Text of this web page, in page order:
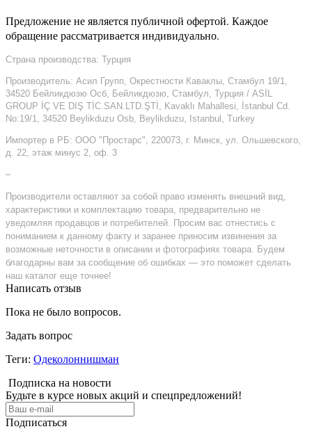
Предложение не является публичной офертой. Каждое
обращение рассматривается индивидуально.
Страна производства: Турция
Производитель: Асил Групп, Окрестности Каваклы, Стамбул 19/1,
34520 Бейликдюзю Осб, Бейликдюзю, Стамбул, Турция / ASİL
GROUP İÇ VE DIŞ TİC.SAN.LTD.ŞTİ, Kavaklı Mahallesi, İstanbul Cd.
No:19/1, 34520 Beylikduzu Osb, Beylikduzu, Istanbul, Turkey
Импортер в РБ: ООО "Простарс", 220073, г. Минск, ул. Ольшевского,
д. 22, этаж минус 2, оф. 3
–
Производители оставляют за собой право изменять внешний вид,
характеристики и комплектацию товара, предварительно не
уведомляя продавцов и потребителей. Просим вас отнестись с
пониманием к данному факту и заранее приносим извинения за
возможные неточности в описании и фотографиях товара. Будем
благодарны вам за сообщение об ошибках — это поможет сделать
наш каталог еще точнее!
Написать отзыв
Пока не было вопросов.
Задать вопрос
Теги: Одеколоннишман
Подписка на новости
Будьте в курсе новых акций и спецпредложений!
Подписаться